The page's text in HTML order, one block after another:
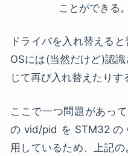
ことができる。
ドライバを入れ替える
OSには(当然だけど)認
じて再び入れ替えたりす
ここで一つ問題があっ
の vid/pid を STM32 の
用しているため、上記